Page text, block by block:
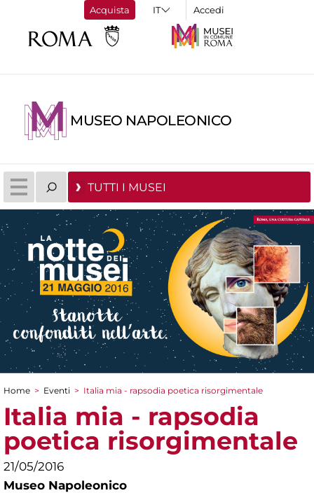
Acquista Accedi
MUSEO NAPOLEONICO
TUTTI I MUSEI
Tu sei qui
Home > Eventi > Italia mia - rapsodia poetica risorgimentale
Italia mia - rapsodia
poetica risorgimentale
21/05/2016
Museo Napoleonico